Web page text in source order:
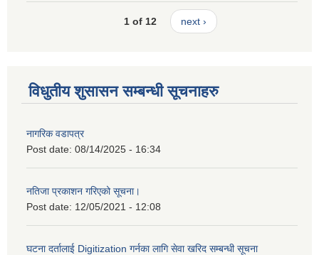
1 of 12 next ›
विधुतीय शुसासन सम्बन्धी सूचनाहरु
नागरिक वडापत्र
Post date: 08/14/2025 - 16:34
नतिजा प्रकाशन गरिएको सूचना।
Post date: 12/05/2021 - 12:08
घटना दर्तालाई Digitization गर्नका लागि सेवा खरिद सम्बन्धी सूचना